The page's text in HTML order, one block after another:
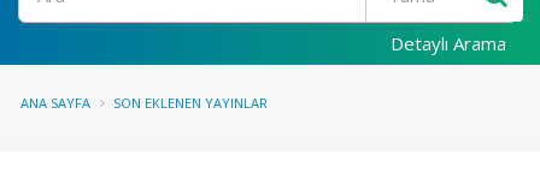
Detaylı Arama
ANA SAYFA SON EKLENEN YAYINLAR